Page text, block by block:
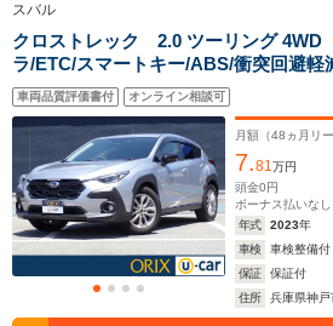
駆動方式 4WD 4WD
スバル
クロストレック 2.0 ツーリング 4WD
ラ/ETC/スマートキー/ABS/衝突回避軽
置/PS/PW
車両品質評価書付 オンライン相談可
月額（48 ヵ月リ
7.81万円
頭金0 円
ボーナス払いなし
年式
2023年
車検
車検整備付
保証
保証付
住所
兵庫県神戸